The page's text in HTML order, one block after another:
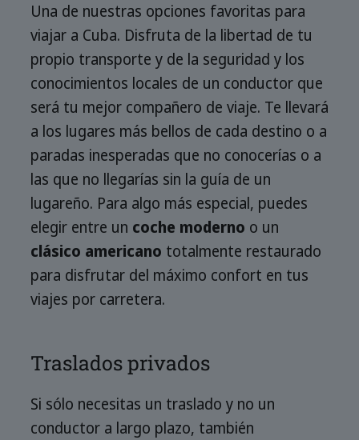
Una de nuestras opciones favoritas para
viajar a Cuba. Disfruta de la libertad de tu
propio transporte y de la seguridad y los
conocimientos locales de un conductor que
será tu mejor compañero de viaje. Te llevará
a los lugares más bellos de cada destino o a
paradas inesperadas que no conocerías o a
las que no llegarías sin la guía de un
lugareño. Para algo más especial, puedes
elegir entre un coche moderno o un
clásico americano totalmente restaurado
para disfrutar del máximo confort en tus
viajes por carretera.
Traslados privados
Si sólo necesitas un traslado y no un
conductor a largo plazo, también